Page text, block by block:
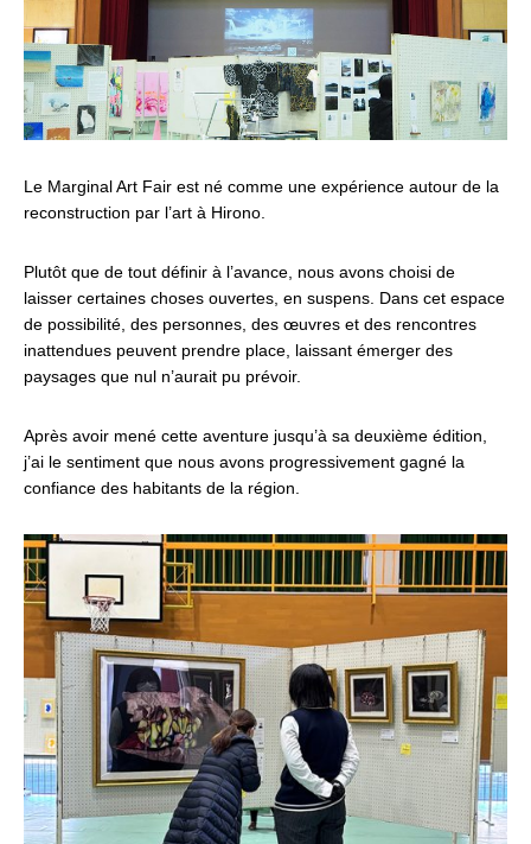
Le Marginal Art Fair est né comme une expérience autour de la
reconstruction par l’art à Hirono.
Plutôt que de tout définir à l’avance, nous avons choisi de
laisser certaines choses ouvertes, en suspens. Dans cet espace
de possibilité, des personnes, des œuvres et des rencontres
inattendues peuvent prendre place, laissant émerger des
paysages que nul n’aurait pu prévoir.
Après avoir mené cette aventure jusqu’à sa deuxième édition,
j’ai le sentiment que nous avons progressivement gagné la
confiance des habitants de la région.